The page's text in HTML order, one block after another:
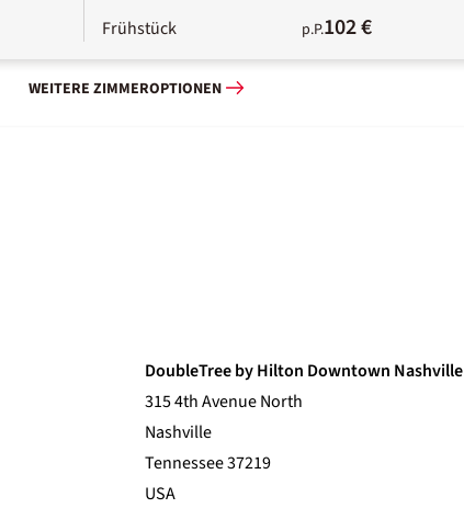
Frühstück p.P.102 €
WEITERE ZIMMEROPTIONEN
DoubleTree by Hilton Downtown Nashville
315 4th Avenue North
Nashville
Tennessee 37219
USA